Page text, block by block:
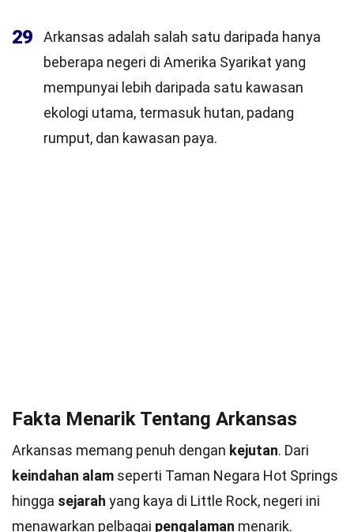
29
Arkansas adalah salah satu daripada hanya
beberapa negeri di Amerika Syarikat yang
mempunyai lebih daripada satu kawasan
ekologi utama, termasuk hutan, padang
rumput, dan kawasan paya.
Fakta Menarik Tentang Arkansas
Arkansas memang penuh dengan kejutan. Dari
keindahan alam seperti Taman Negara Hot Springs
hingga sejarah yang kaya di Little Rock, negeri ini
menawarkan pelbagai pengalaman menarik.